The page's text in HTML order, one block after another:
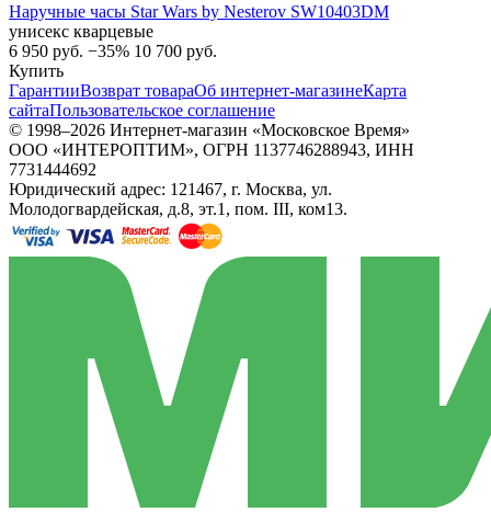
Наручные часы Star Wars by Nesterov SW10403DM
унисекс кварцевые
6 950 руб. −35% 10 700 руб.
Купить
ГарантииВозврат товараОб интернет-магазинеКарта
сайтаПользовательское соглашение
© 1998–2026 Интернет-магазин «Московское Время»
ООО «ИНТЕРОПТИМ», ОГРН 1137746288943, ИНН
7731444692
Юридический адрес: 121467, г. Москва, ул.
Молодогвардейская, д.8, эт.1, пом. III, ком13.